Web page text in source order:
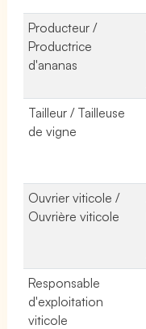
Producteur /
Productrice
d'ananas
Tailleur / Tailleuse
de vigne
Ouvrier viticole /
Ouvrière viticole
Responsable
d'exploitation
viticole